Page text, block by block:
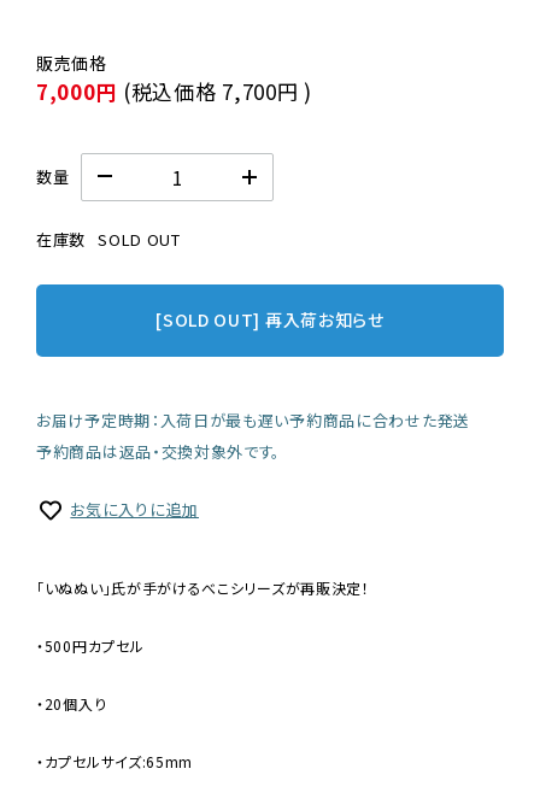
7,000円 (税込価格 7,700円 )
数量
在庫数 SOLD OUT
[SOLD OUT] 再入荷お知らせ
お届け予定時期：入荷日が最も遅い予約商品に合わせた発送
予約商品は返品・交換対象外です。
お気に入りに追加
「いぬぬい」氏が手がけるべこシリーズが再販決定！
・500円カプセル
・20個入り
・カプセルサイズ:65mm